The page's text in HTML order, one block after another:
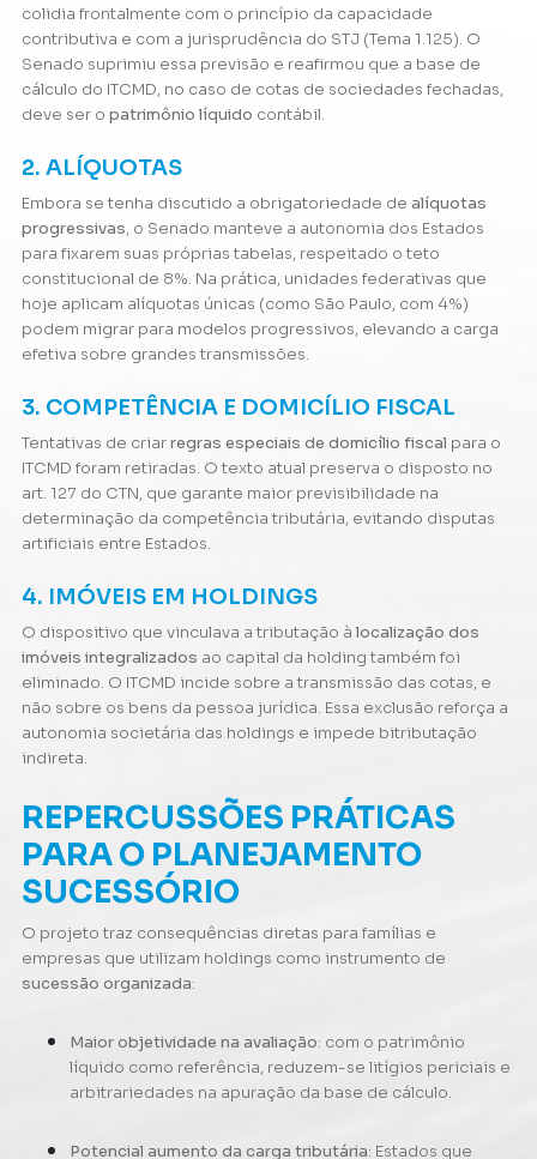
colidia frontalmente com o princípio da capacidade
contributiva e com a jurisprudência do STJ (Tema 1.125). O
Senado suprimiu essa previsão e reafirmou que a base de
cálculo do ITCMD, no caso de cotas de sociedades fechadas,
deve ser o patrimônio líquido contábil.
2. ALÍQUOTAS
Embora se tenha discutido a obrigatoriedade de alíquotas
progressivas, o Senado manteve a autonomia dos Estados
para fixarem suas próprias tabelas, respeitado o teto
constitucional de 8%. Na prática, unidades federativas que
hoje aplicam alíquotas únicas (como São Paulo, com 4%)
podem migrar para modelos progressivos, elevando a carga
efetiva sobre grandes transmissões.
3. COMPETÊNCIA E DOMICÍLIO FISCAL
Tentativas de criarregras especiais de domicílio fiscal para o
ITCMD foram retiradas. O texto atual preserva o disposto no
art. 127 do CTN, que garante maior previsibilidade na
determinação da competência tributária, evitando disputas
artificiais entre Estados.
4. IMÓVEIS EM HOLDINGS
O dispositivo que vinculava a tributação àlocalização dos
imóveis integralizados ao capital da holding também foi
eliminado. O ITCMD incide sobre a transmissão das cotas, e
não sobre os bens da pessoa jurídica. Essa exclusão reforça a
autonomia societária das holdings e impede bitributação
indireta.
REPERCUSSÕES PRÁTICAS
PARA O PLANEJAMENTO
SUCESSÓRIO
O projeto traz consequências diretas para famílias e
empresas que utilizam holdings como instrumento de
sucessão organizada:
Maior objetividade na avaliação: com o patrimônio
líquido como referência, reduzem-se litígios periciais e
arbitrariedades na apuração da base de cálculo.
Potencial aumento da carga tributária: Estados que